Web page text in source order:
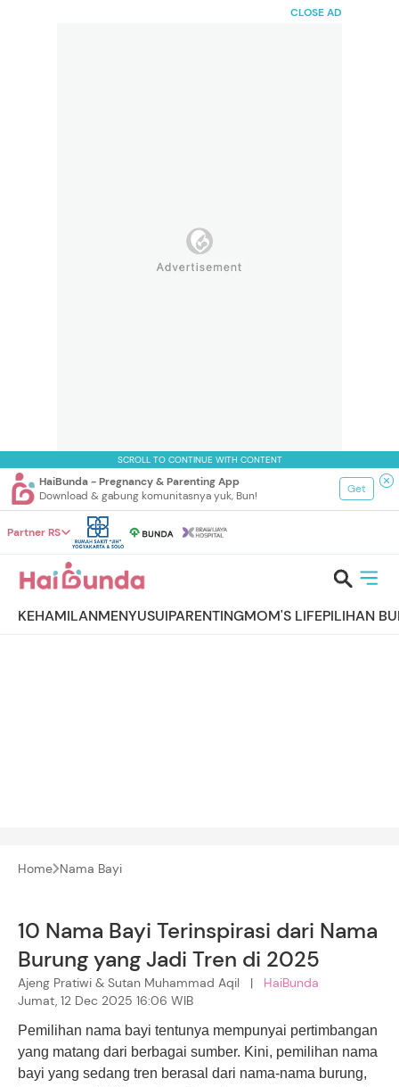
CLOSE AD
SCROLL TO CONTINUE WITH CONTENT
HaiBunda - Pregnancy & Parenting App
Download & gabung komunitasnya yuk, Bun!
Get
Partner RS
KEHAMILANMENYUSUIPARENTINGMOM'S LIFEPILIHAN
Home Nama Bayi
10 Nama Bayi Terinspirasi dari Nama
Burung yang Jadi Tren di 2025
Ajeng Pratiwi & Sutan Muhammad Aqil | HaiBunda
Jumat, 12 Dec 2025 16:06 WIB
Pemilihan nama bayi tentunya mempunyai pertimbangan
yang matang dari berbagai sumber. Kini, pemilihan nama
bayi yang sedang tren berasal dari nama-nama burung,